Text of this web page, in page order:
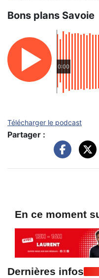
Bons plans Savoie
0:00
Télécharger le podcast
Partager :
En ce moment
Dernières infos